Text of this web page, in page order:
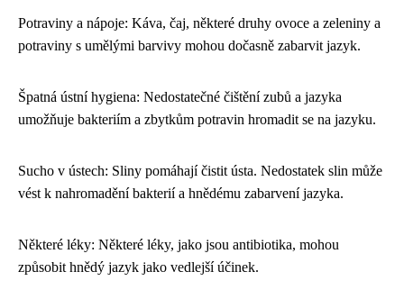
Potraviny a nápoje: Káva, čaj, některé druhy ovoce a zeleniny a
potraviny s umělými barvivy mohou dočasně zabarvit jazyk.
Špatná ústní hygiena: Nedostatečné čištění zubů a jazyka
umožňuje bakteriím a zbytkům potravin hromadit se na jazyku.
Sucho v ústech: Sliny pomáhají čistit ústa. Nedostatek slin může
vést k nahromadění bakterií a hnědému zabarvení jazyka.
Některé léky: Některé léky, jako jsou antibiotika, mohou
způsobit hnědý jazyk jako vedlejší účinek.